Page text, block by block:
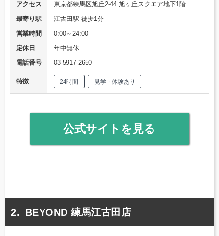
アクセス
東京都練馬区旭丘2-44 旭ヶ丘スクエア地下1階
最寄り駅
江古田駅 徒歩1分
営業時間
0:00～24:00
定休日
年中無休
電話番号
03-5917-2650
特徴 24時間 見学・体験あり
公式サイトを見る
BEYOND 練馬江古田店